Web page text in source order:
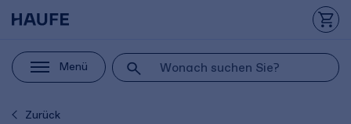
Menü
Zurück